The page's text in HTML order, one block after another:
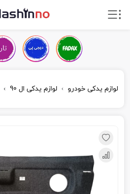
لوازم یدکی خودرو لوازم یدکی ال 90